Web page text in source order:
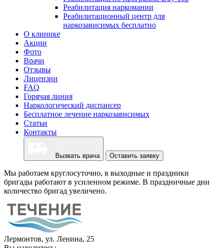
Реабилитация наркомании
Реабилитационный центр для
наркозависимых бесплатно
О клинике
Акции
Фото
Врачи
Отзывы
Лицензии
FAQ
Горячая линия
Наркологический диспансер
Бесплатное лечение наркозависимых
Статьи
Контакты
Вызвать врача Оставить заявку
Мы работаем круглосуточно, в выходные и праздники
бригады работают в усиленном режиме. В праздничные дни
количество бригад увеличено.
Лермонтов, ул. Ленина, 25